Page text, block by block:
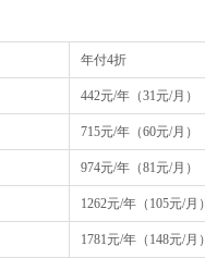
年付4折
442元/年（31元/月）
715元/年（60元/月）
974元/年（81元/月）
1262元/年（105元/月）
1781元/年（148元/月）